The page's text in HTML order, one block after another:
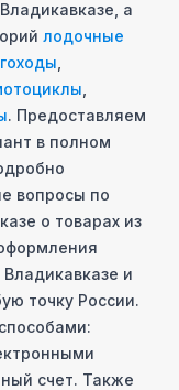
, а
лодочные
. Предоставляем
в полном
вопросы по
о товарах из
Владикавказе и
точку России.
счет. Также